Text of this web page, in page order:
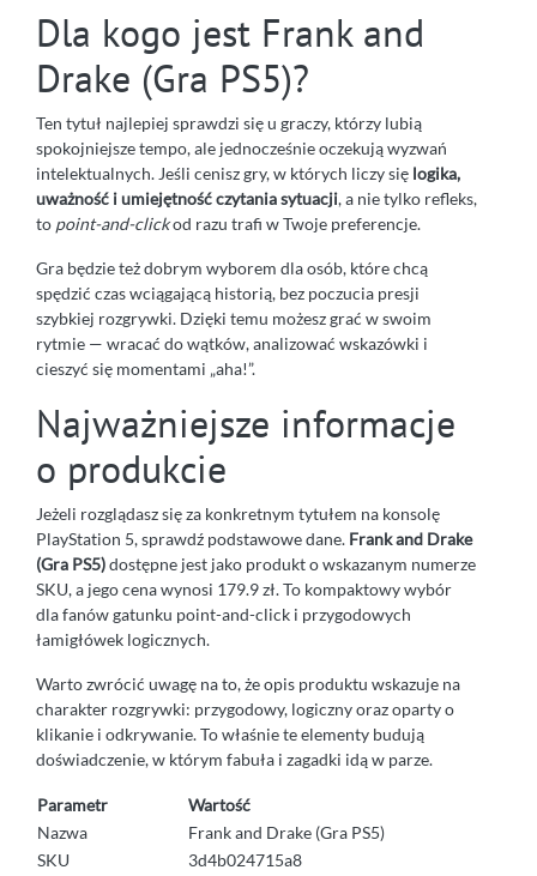
Dla kogo jest Frank and
Drake (Gra PS5)?
Ten tytuł najlepiej sprawdzi się u graczy, którzy lubią
spokojniejsze tempo, ale jednocześnie oczekują wyzwań
intelektualnych. Jeśli cenisz gry, w których liczy się logika,
uważność i umiejętność czytania sytuacji, a nie tylko refleks,
to point-and-clickod razu trafi w Twoje preferencje.
Gra będzie też dobrym wyborem dla osób, które chcą
spędzić czas wciągającą historią, bez poczucia presji
szybkiej rozgrywki. Dzięki temu możesz grać w swoim
rytmie — wracać do wątków, analizować wskazówki i
cieszyć się momentami „aha!”.
Najważniejsze informacje
o produkcie
Jeżeli rozglądasz się za konkretnym tytułem na konsolę
PlayStation 5, sprawdź podstawowe dane. Frank and Drake
(Gra PS5)dostępne jest jako produkt o wskazanym numerze
SKU, a jego cena wynosi 179.9 zł. To kompaktowy wybór
dla fanów gatunku point-and-click i przygodowych
łamigłówek logicznych.
Warto zwrócić uwagę na to, że opis produktu wskazuje na
charakter rozgrywki: przygodowy, logiczny oraz oparty o
klikanie i odkrywanie. To właśnie te elementy budują
doświadczenie, w którym fabuła i zagadki idą w parze.
Parametr
Wartość
Nazwa
Frank and Drake (Gra PS5)
SKU
3d4b024715a8